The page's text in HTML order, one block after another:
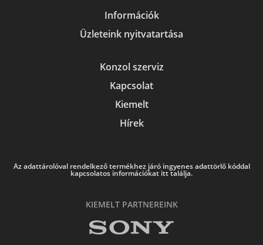
Információk
Üzleteink nyitvatartása
Konzol szerviz
Kapcsolat
Kiemelt
Hírek
Az adattárolóval rendelkező termékhez járó ingyenes adattörlő kóddal
kapcsolatos információkat itt találja.
KIEMELT PARTNEREINK